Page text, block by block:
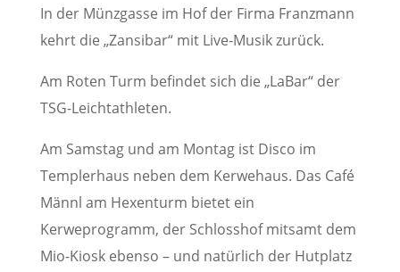
In der Münzgasse im Hof der Firma Franzmann
kehrt die „Zansibar“ mit Live-Musik zurück.
Am Roten Turm befindet sich die „LaBar“ der
TSG-Leichtathleten.
Am Samstag und am Montag ist Disco im
Templerhaus neben dem Kerwehaus. Das Café
Männl am Hexenturm bietet ein
Kerweprogramm, der Schlosshof mitsamt dem
Mio-Kiosk ebenso – und natürlich der Hutplatz